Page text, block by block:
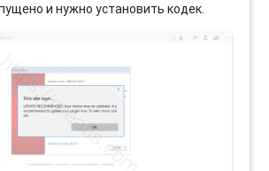
и нужно установить кодек.